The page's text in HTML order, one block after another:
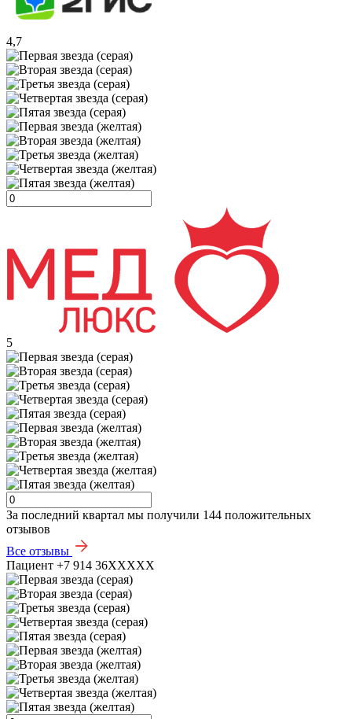
4,7
5
За последний квартал мы получили 144 положительных
отзывов
Все отзывы
Пациент +7 914 36XXXXX